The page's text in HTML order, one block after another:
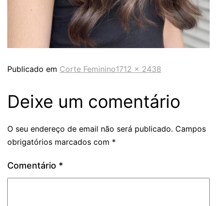
Publicado em Corte Feminino1712 × 2438
Deixe um comentário
O seu endereço de email não será publicado. Campos
obrigatórios marcados com *
Comentário *